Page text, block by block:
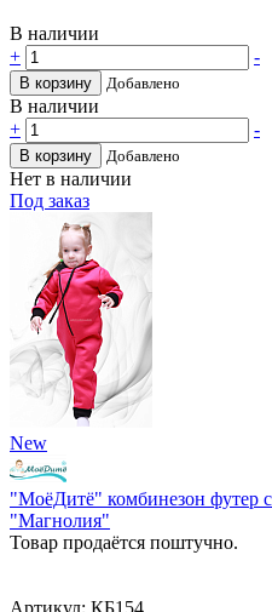
В наличии
+
-
В корзину Добавлено
В наличии
+
-
В корзину Добавлено
Нет в наличии
Под заказ
New
"МоёДитё" комбинезон футер
"Магнолия"
Товар продаётся поштучно.